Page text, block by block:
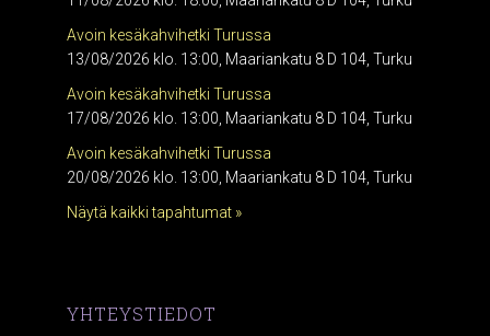
Avoin kesäkahvihetki Turussa
13/08/2026 klo. 13:00, Maariankatu 8 D 104, Turku
Avoin kesäkahvihetki Turussa
17/08/2026 klo. 13:00, Maariankatu 8 D 104, Turku
Avoin kesäkahvihetki Turussa
20/08/2026 klo. 13:00, Maariankatu 8 D 104, Turku
Näytä kaikki tapahtumat »
YHTEYSTIEDOT